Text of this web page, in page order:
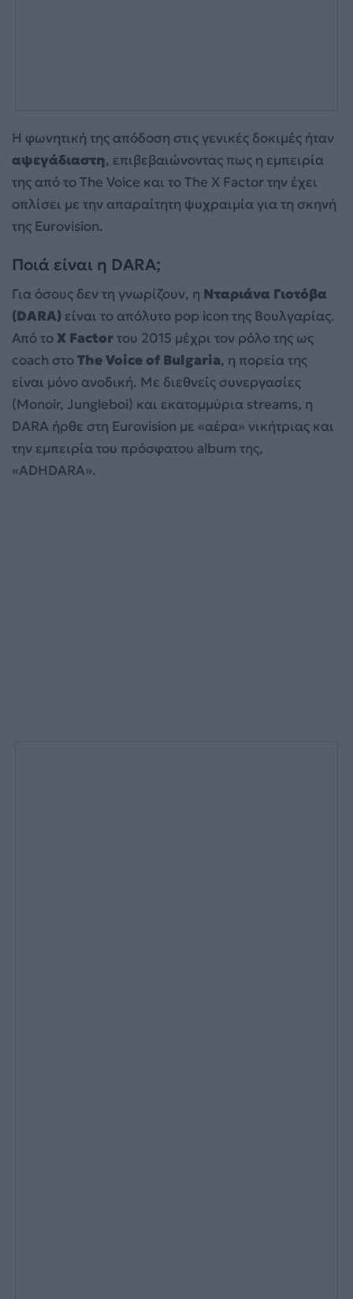
Η φωνητική της απόδοση στις γενικές δοκιμές ήταν
αψεγάδιαστη, επιβεβαιώνοντας πως η εμπειρία
της από το The Voice και το The X Factor την έχει
οπλίσει με την απαραίτητη ψυχραιμία για τη σκηνή
της Eurovision.
Ποιά είναι η DARA;
Για όσους δεν τη γνωρίζουν, η Νταριάνα Γιοτόβα
(DARA) είναι το απόλυτο pop icon της Βουλγαρίας.
Από τοX Factorτου 2015 μέχρι τον ρόλο της ως
coach στοThe Voice of Bulgaria, η πορεία της
είναι μόνο ανοδική. Με διεθνείς συνεργασίες
(Monoir, Jungleboi) και εκατομμύρια streams, η
DARA ήρθε στη Eurovision με «αέρα» νικήτριας και
την εμπειρία του πρόσφατου album της,
«ADHDARA».